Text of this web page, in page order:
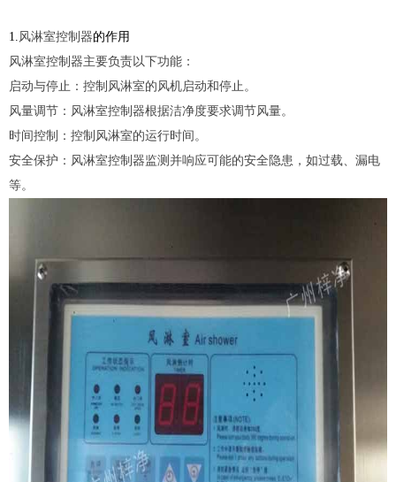
1. 风淋室控制器的作用
风淋室控制器主要负责以下功能：
启动与停止：控制风淋室的风机启动和停止。
风量调节：风淋室控制器根据洁净度要求调节风量。
时间控制：控制风淋室的运行时间。
安全保护：风淋室控制器监测并响应可能的安全隐患，如过载、漏电
等。